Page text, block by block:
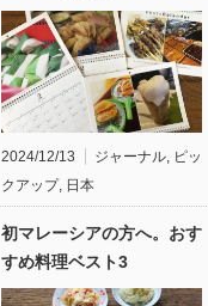
2024/12/13 ジャーナル ピッ
クアップ, 日本
初マレーシアの方へ。おす
すめ料理ベスト3